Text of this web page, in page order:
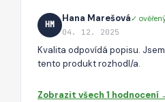
HM
Hana Marešová✓
04. 12. 2025
Kvalita odpovídá popisu.
tento produkt rozhodl/a.
Zobrazit všech 1 hodnocení